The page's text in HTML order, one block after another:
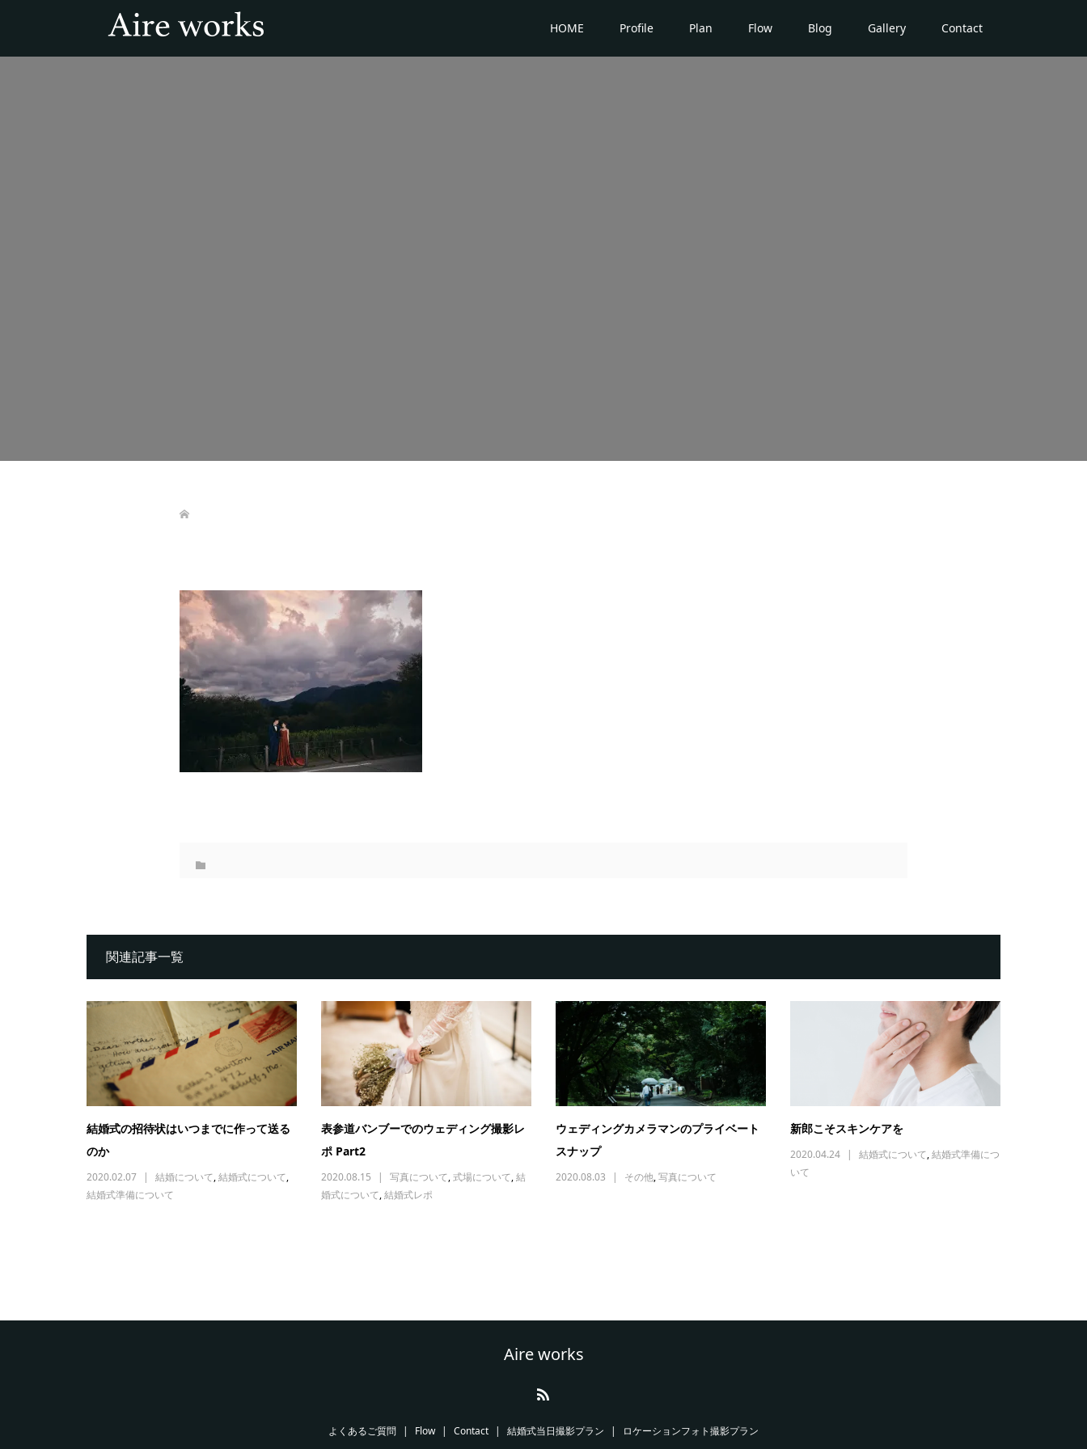
HOME Profile Plan Flow Blog Gallery Contact
関連記事一覧
結婚式の招待状はいつまでに作って送る
のか
2020.02.07 結婚について,結婚式について,
結婚式準備について
表参道バンブーでのウェディング撮影レ
ポ Part2
2020.08.15 写真について,式場について,結
婚式について,結婚式レポ
ウェディングカメラマンのプライベート
スナップ
2020.08.03 その他,写真について
新郎こそスキンケアを
2020.04.24 結婚式について,結婚式準備につ
いて
Aire works
よくあるご質問 Flow Contact 結婚式当日撮影プラン ロケーションフォト撮影プラン